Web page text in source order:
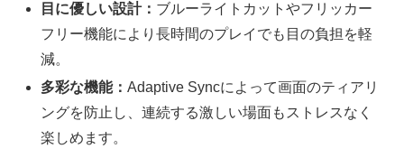
目に優しい設計： ブルーライトカットやフリッカー
フリー機能により長時間のプレイでも目の負担を軽
減。
多彩な機能：Adaptive Syncによって画面のティアリ
ングを防止し、連続する激しい場面もストレスなく
楽しめます。